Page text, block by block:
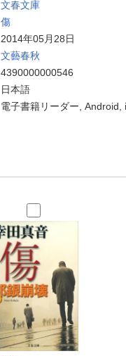
文春文庫
傷
2014年05月28日
文藝春秋
4390000000546
日本語
電子書籍リーダー, Android,